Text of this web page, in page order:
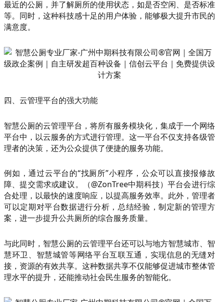
最近的公厕，并了解厕所的使用状态，如是否空闲、是否标准
等。同时，这种科技感十足的用户体验，能够极大提升市民的
满意度。
四、云管理平台的强大功能
智慧公厕的云管理平台，将所有服务模块化，集成于一个网络
平台中，以云服务的方式进行管理。这一平台不仅支持各级管
理者的决策，还为公众提供了便捷的服务功能。
例如，通过云平台的“找厕所”小程序，公众可以直接报修故
障、提交需求或建议。（@ZonTree中期科技）平台会进行综
合处理，以最快的速度响应，以提高服务效率。此外，管理者
可以定期对平台数据进行分析，总结经验，制定新的管理方
案，进一步提升公共厕所的综合服务质量。
与此同时，智慧公厕的云管理平台还可以与地方智慧城市、智
慧环卫、智慧城管等网络平台互联互通，实现信息的无缝对
接，资源的有效共享。这种数据共享不仅能够促进城市整体管
理水平的提升，还能推动社会民生服务的智能化。